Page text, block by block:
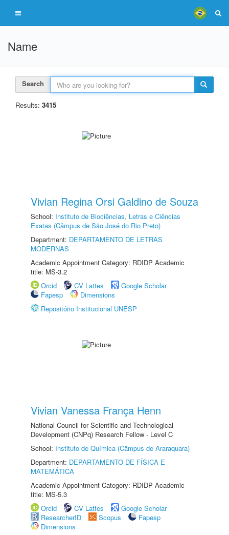
Name
Search
Results: 3415
Vivian Regina Orsi Galdino de Souza
School: Instituto de Biociências, Letras e Ciências
Exatas (Câmpus de São José do Rio Preto)
Department: DEPARTAMENTO DE LETRAS
MODERNAS
Academic Appointment Category: RDIDP Academic
title: MS-3.2
Orcid
CV Lattes
Google Scholar
Fapesp
Dimensions
Repositório Institucional UNESP
Vivian Vanessa França Henn
National Council for Scientific and Technological
Development (CNPq) Research Fellow - Level C
School: Instituto de Química (Câmpus de Araraquara)
Department: DEPARTAMENTO DE FÍSICA E
MATEMÁTICA
Academic Appointment Category: RDIDP Academic
title: MS-5.3
Orcid
CV Lattes
Google Scholar
ResearcherID
Scopus
Fapesp
Dimensions